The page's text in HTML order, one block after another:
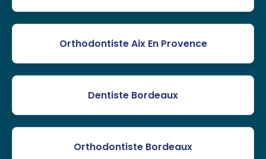
Orthodontiste Aix En Provence
Dentiste Bordeaux
Orthodontiste Bordeaux